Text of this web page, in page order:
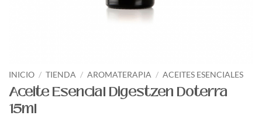
INICIO / TIENDA / AROMATERAPIA / ACEITES ESENCIALES
Aceite Esencial Digestzen Doterra
15ml